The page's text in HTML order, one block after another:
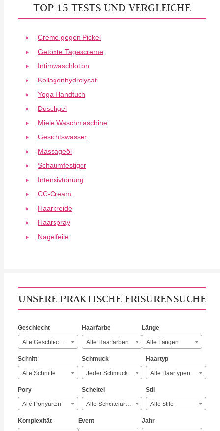
TOP 15 TESTS UND VERGLEICHE
Creme gegen Pickel
Getönte Tagescreme
Intimwaschlotion
Kollagenhydrolysat
Yoga Handtuch
Duschgel
Miele Waschmaschine
Gesichtswasser
Massageöl
Schaumfestiger
Intensivtönung
CC-Cream
Haarkreide
Haarspray
Nagelfeile
UNSERE PRAKTISCHE FRISURENSUCHE
Geschlecht
Alle Geschlechter
Haarfarbe
Alle Haarfarben
Länge
Alle Längen
Schnitt
Alle Schnitte
Schmuck
Jeder Schmuck
Haartyp
Alle Haartypen
Pony
Alle Ponyarten
Scheitel
Alle Scheitelarten
Stil
Alle Stile
Komplexität Event Jahr